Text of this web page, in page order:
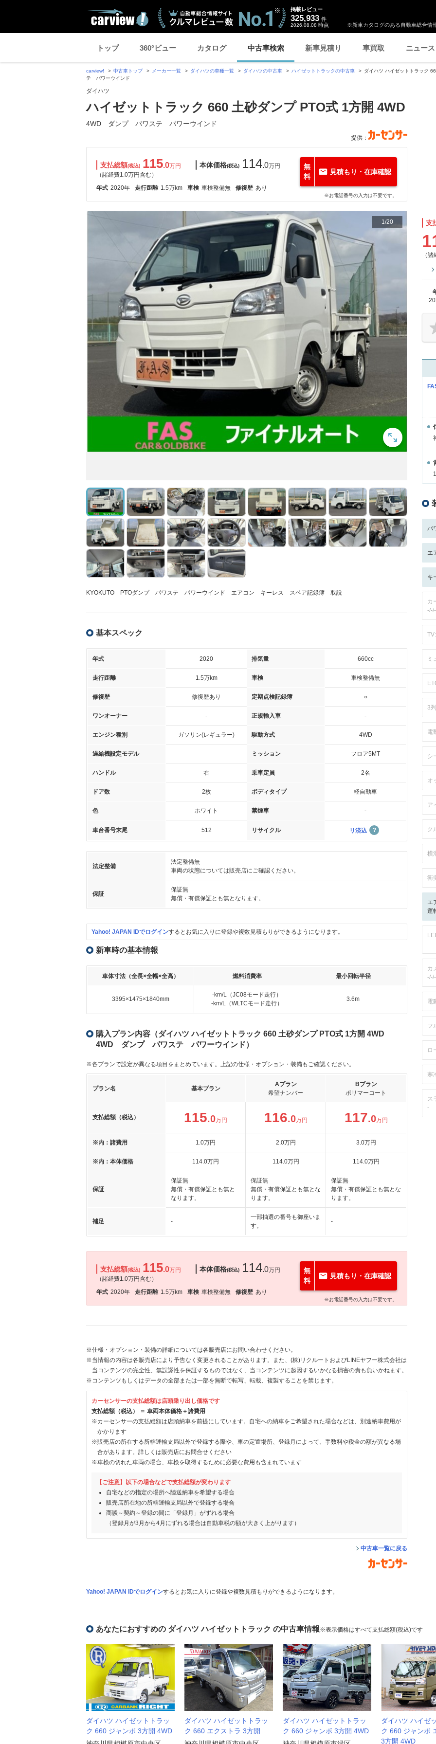
※新車カタログのある自動車総合情
掲載レビュー
325,933 件
2026.08.08 時点
トップ 360°ビュー カタログ 中古車検索 新車見積り 車買取 ニュース
carview! 中古車トップ メーカー一覧 ダイハツの車種一覧 ダイハツの中古車 ハイゼットトラックの中古車
ダイハツ ハイゼットトラック
テ パワーウインド
ダイハツ
ハイゼットトラック 660 土砂ダンプ PTO式 1方開 4WD
4WD ダンプ パワステ パワーウインド
提供：
支払総額(税込) 115.0万円
（諸経費1.0万円含む）
本体価格(税込) 114.0万円
年式 2020年 走行距離 1.5万km 車検 車検整備無 修復歴 あり
無
料
見積もり・在庫確認
※お電話番号の入力は不要です。
1/20
KYOKUTO PTOダンプ パワステ パワーウインド エアコン キーレス スペア記録簿 取説
基本スペック
年式 2020 排気量 660cc
走行距離 1.5万km 車検 車検整備無
修復歴 修復歴あり 定期点検記録簿 ○
ワンオーナー - 正規輸入車 -
エンジン種別 ガソリン(レギュラー) 駆動方式 4WD
過給機設定モデル - ミッション フロア5MT
ハンドル 右 乗車定員 2名
ドア数 2枚 ボディタイプ 軽自動車
色 ホワイト 禁煙車 -
車台番号末尾 512 リサイクル リ済込
法定整備
法定整備無
車両の状態については販売店にご確認ください。
保証
保証無
無償・有償保証とも無となります。
Yahoo! JAPAN IDでログインするとお気に入りに登録や複数見積もりができるようになります。
新車時の基本情報
車体寸法（全長×全幅×全高） 燃料消費率 最小回転半径
3395×1475×1840mm
-km/L（JC08モード走行）
-km/L（WLTCモード走行）
3.6m
購入プラン内容（ダイハツ ハイゼットトラック 660 土砂ダンプ PTO式 1方開 4WD
4WD ダンプ パワステ パワーウインド）
※各プランで設定が異なる項目をまとめています。上記の仕様・オプション・装備もご確認ください。
プラン名 基本プラン
Aプラン
希望ナンバー
Bプラン
ポリマーコート
支払総額（税込） 115.0万円 116.0万円 117.0万円
※内：諸費用 1.0万円 2.0万円 3.0万円
※内：本体価格 114.0万円 114.0万円 114.0万円
保証
保証無
無償・有償保証とも無と
なります。
保証無
無償・有償保証とも無とな
ります。
保証無
無償・有償保証とも無とな
ります。
補足 -
一部抽選の番号も御座いま
す。
-
支払総額(税込) 115.0万円
（諸経費1.0万円含む）
本体価格(税込) 114.0万円
年式 2020年 走行距離 1.5万km 車検 車検整備無 修復歴 あり
無
料
見積もり・在庫確認
※お電話番号の入力は不要です。
※仕様・オプション・装備の詳細については各販売店にお問い合わせください。
※当情報の内容は各販売店により予告なく変更されることがあります。また、(株)リクルートおよびLINEヤフー株式会社は
当コンテンツの完全性、無誤謬性を保証するものではなく、当コンテンツに起因するいかなる損害の責も負いかねます。
※コンテンツもしくはデータの全部または一部を無断で転写、転載、複製することを禁じます。
カーセンサーの支払総額は店頭乗り出し価格です
支払総額（税込） ＝ 車両本体価格＋諸費用
※カーセンサーの支払総額は店頭納車を前提にしています。自宅への納車をご希望された場合などは、別途納車費用が
かかります
※販売店の所在する所轄運輸支局以外で登録する際や、車の定置場所、登録月によって、手数料や税金の額が異なる場
合があります。詳しくは販売店にお問合せください
※車検の切れた車両の場合、車検を取得するために必要な費用も含まれています
【ご注意】以下の場合などで支払総額が変わります
自宅などの指定の場所へ陸送納車を希望する場合
販売店所在地の所轄運輸支局以外で登録する場合
商談～契約～登録の間に「登録月」がずれる場合
（登録月が3月から4月にずれる場合は自動車税の額が大きく上がります）
中古車一覧に戻る
Yahoo! JAPAN IDでログインするとお気に入りに登録や複数見積もりができるようになります。
支
（
パ
エ
キ
カ
ミ
3
電
シ
オ
ア
ク
横
衝
エ
運
カ
電
フ
ロ
寒
ス
-
あなたにおすすめの ダイハツ ハイゼットトラック の中古車情報※表示価格はすべて支払総額(税込)です
ダイハツ ハイゼットトラッ
ク 660 ジャンボ 3方開 4WD
ダイハツ ハイゼットトラッ
ク 660 エクストラ 3方開
ダイハツ ハイゼットトラッ
ク 660 ジャンボ 3方開 4WD
ダイハツ ハイゼ
ク 660 ジャンボ
3方開 4WD